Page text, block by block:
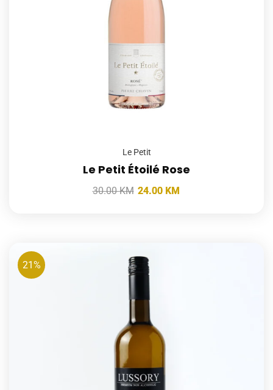
Le Petit
Le Petit Étoilé Rose
30.00KM 24.00 KM
21%